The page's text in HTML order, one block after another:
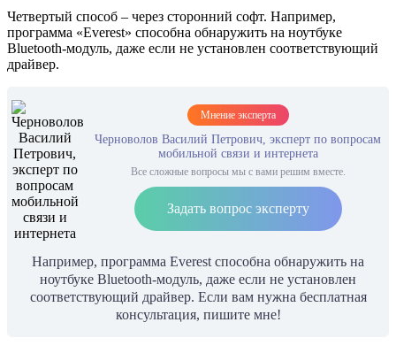
Четвертый способ – через сторонний софт. Например,
программа «Everest» способна обнаружить на ноутбуке
Bluetooth-модуль, даже если не установлен соответствующий
драйвер.
Мнение эксперта
Черноволов Василий Петрович, эксперт по вопросам
мобильной связи и интернета
Все сложные вопросы мы с вами решим вместе.
Задать вопрос эксперту
Например, программа Everest способна обнаружить на
ноутбуке Bluetooth-модуль, даже если не установлен
соответствующий драйвер. Если вам нужна бесплатная
консультация, пишите мне!